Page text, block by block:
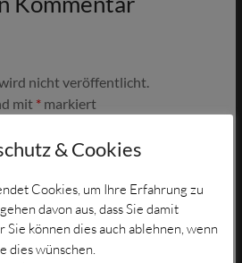
nicht veröffentlicht.
mit *markiert
& Cookies
Cookies, um Ihre Erfahrung zu
davon aus, dass Sie damit
Sie können dies auch ablehnen, wenn
dies wünschen.